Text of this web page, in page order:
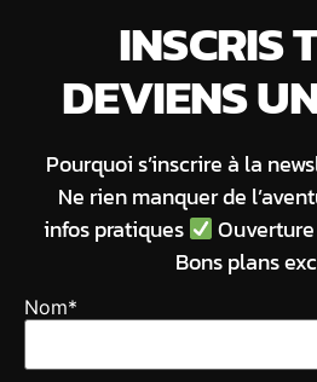
INSCRIS
DEVIENS
Pourquoi s’inscrire à la
Ne rien manquer de
infos pratiques
Bons plans
Nom*